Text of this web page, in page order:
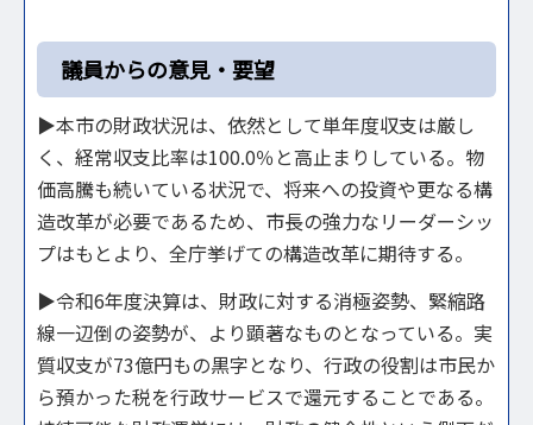
議員からの意見・要望
▶本市の財政状況は、依然として単年度収支は厳し
く、経常収支比率は100.0％と高止まりしている。物
価高騰も続いている状況で、将来への投資や更なる構
造改革が必要であるため、市長の強力なリーダーシッ
プはもとより、全庁挙げての構造改革に期待する。
▶令和6年度決算は、財政に対する消極姿勢、緊縮路
線一辺倒の姿勢が、より顕著なものとなっている。実
質収支が73億円もの黒字となり、行政の役割は市民か
ら預かった税を行政サービスで還元することである。